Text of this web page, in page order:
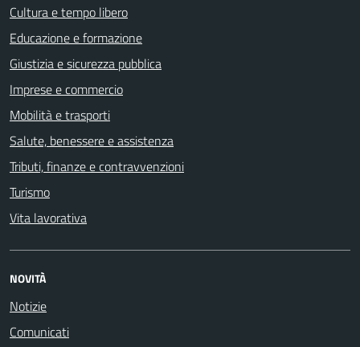
Cultura e tempo libero
Educazione e formazione
Giustizia e sicurezza pubblica
Imprese e commercio
Mobilità e trasporti
Salute, benessere e assistenza
Tributi, finanze e contravvenzioni
Turismo
Vita lavorativa
NOVITÀ
Notizie
Comunicati